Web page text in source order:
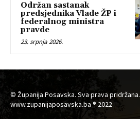
Održan sastanak
predsjednika Vlade ŽP i
federalnog ministra
pravde
23. srpnja 2026.
© Županija Posavska. Sva prava pridržana.
www.zupanijaposavska.ba ® 2022